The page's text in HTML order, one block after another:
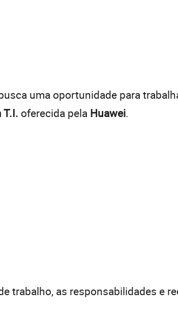
uma oportunidade para
T.I. oferecida pela Huawei.
trabalho, as responsabilidades e